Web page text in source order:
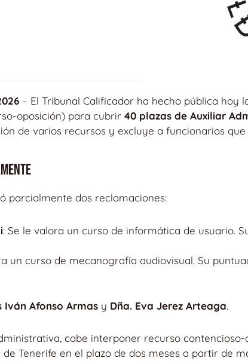
– El Tribunal Calificador ha hecho pública hoy
oposición) para cubrir 40 plazas de Auxiliar
de varios recursos y excluye a funcionarios
parcialmente dos reclamaciones:
: Se le valora un curso de informática de usuario.
un curso de mecanografía audiovisual. Su
Iván Afonso Armas y Dña. Eva Jerez Arteaga.
cabe interponer recurso
Tenerife en el plazo de dos meses a partir de